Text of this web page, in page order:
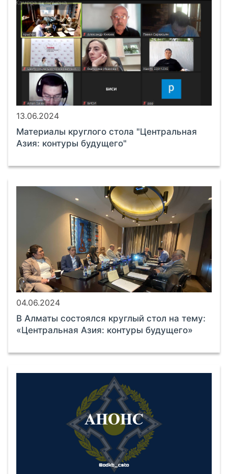
13.06.2024
Материалы круглого стола "Центральная
Азия: контуры будущего"
04.06.2024
В Алматы состоялся круглый стол на тему:
«Центральная Азия: контуры будущего»